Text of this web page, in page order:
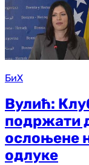
БиХ
Вулић:
подржати
ослоњене
одлуке